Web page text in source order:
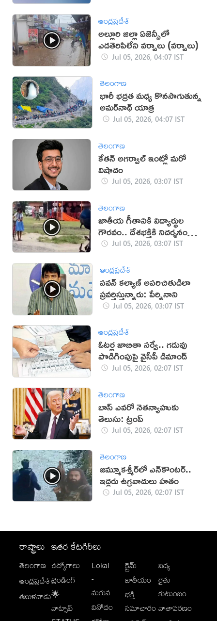
ఆంధ్రప్రదేశ్
అల్లూరి జిల్లా ఏజెన్సీలో
ఎడతెరిపిలేని వర్షాలు (వర్షాలు)
Jul 05, 2026, 04:07 IST
తెలంగాణ
భారీ భద్రత మధ్య కొనసాగుతున్న
అమర్‌నాథ్ యాత్ర
Jul 05, 2026, 04:07 IST
తెలంగాణ
కేతన్‌ అగర్వాల్‌ ఇంట్లో మరో
విషాదం
Jul 05, 2026, 03:07 IST
తెలంగాణ
జాతీయ గీతానికి విద్యార్థుల
గౌరవం.. దేశభక్తికి నిదర్శనం
(వీడియో)
Jul 05, 2026, 03:07 IST
ఆంధ్రప్రదేశ్
పవన్ కల్యాణ్ అపరిచితుడిలా
ప్రవర్తిస్తున్నారు: పేర్నినాని
Jul 05, 2026, 03:07 IST
ఆంధ్రప్రదేశ్
ఓటర్ల జాబితా సర్వే.. గడువు
పొడిగింపుపై వైసీపీ డిమాండ్
Jul 05, 2026, 02:07 IST
తెలంగాణ
బాస్‌ ఎవరో నెతన్యాహుకు
తెలుసు: ట్రంప్‌
Jul 05, 2026, 02:07 IST
తెలంగాణ
జమ్మూకశ్మీర్‌లో ఎన్‌కౌంటర్..
ఇద్దరు ఉగ్రవాదులు హతం
Jul 05, 2026, 02:07 IST
రాష్ట్రాలు
తెలంగాణ
ఆంధ్రప్రదేశ్
తమిళనాడు
ఇతర కేటగిరీలు
ఉద్యోగాలు
ట్రెండింగ్
🌟
వాట్సాప్
Lokal
-
మగువ
వినోదం
క్రైమ్
జాతీయం
భక్తి
సమాచారం
విద్య
రైతు
కుటుంబం
వాతావరణం